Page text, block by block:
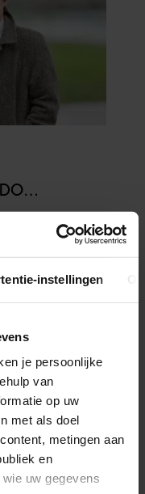
instellingen
je persoonlijke
van
op uw
met als doel
metingen aan
en
uw gegevens